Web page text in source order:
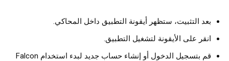
بعد التثبيت، ستظهر أيقونة التطبيق داخل المحاكي.
انقر على الأيقونة لتشغيل التطبيق.
قم بتسجيل الدخول أو إنشاء حساب جديد لبدء استخدام Falcon